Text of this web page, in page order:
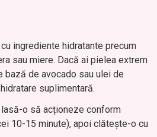
ingrediente hidratante precum
sau miere. Dacă ai pielea extrem
bază de avocado sau ulei de
suplimentară.
o să acționeze conform
10-15 minute), apoi clătește-o cu